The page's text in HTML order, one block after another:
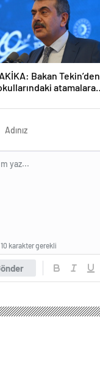
Bakan Tekin’den
atamalara
10 karakter gerekli